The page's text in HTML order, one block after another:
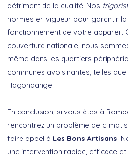
détriment de la qualité. Nos
normes en vigueur pour garantir
fonctionnement de votre appareil.
couverture nationale, nous
même dans les quartiers
communes avoisinantes, telles que
Hagondange.
En conclusion, si vous êtes à
rencontrez un problème de
faire appel à Les Bons Artisans.
une intervention rapide, efficace